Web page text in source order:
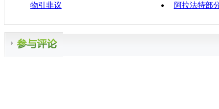
物引非议
阿拉法特部